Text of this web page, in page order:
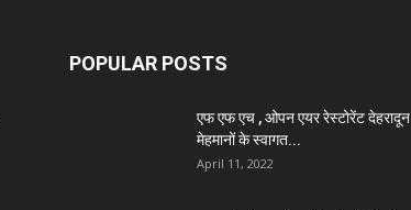
POPULAR POSTS
एफ एफ एच , ओपन एयर रेस्टोरेंट देहरादून
मेहमानों के स्वागत...
April 11, 2022